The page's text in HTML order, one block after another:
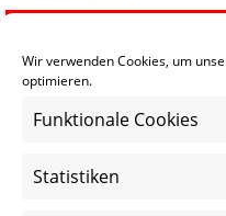
Wir verwenden Cookies, um
optimieren.
Funktionale Cookies
Statistiken
Termin